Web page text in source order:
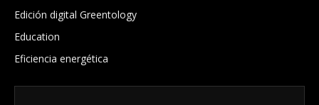
Edición digital Greentology
Education
Eficiencia energética